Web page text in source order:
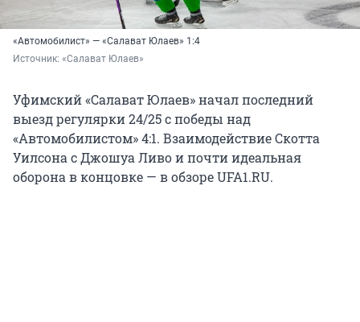
«Автомобилист» — «Салават Юлаев» 1:4
Источник: «Салават Юлаев»
Уфимский «Салават Юлаев» начал последний
выезд регулярки 24/25 с победы над
«Автомобилистом» 4:1. Взаимодействие Скотта
Уилсона с Джошуа Ливо и почти идеальная
оборона в концовке — в обзоре UFA1.RU.